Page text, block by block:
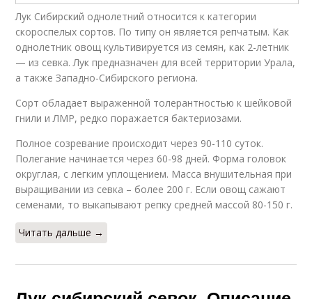
Лук Сибирский однолетний относится к категории
скороспелых сортов. По типу он является репчатым. Как
однолетник овощ культивируется из семян, как 2-летник
— из севка. Лук предназначен для всей территории Урала,
а также Западно-Сибирского региона.
Сорт обладает выраженной толерантностью к шейковой
гнили и ЛМР, редко поражается бактериозами.
Полное созревание происходит через 90-110 суток.
Полегание начинается через 60-98 дней. Форма головок
округлая, с легким уплощением. Масса внушительная при
выращивании из севка – более 200 г. Если овощ сажают
семенами, то выкапывают репку средней массой 80-150 г.
Читать дальше →